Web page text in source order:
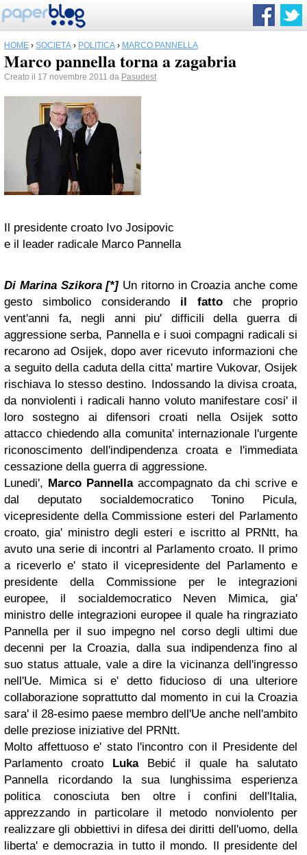
HOME › SOCIETÀ › POLITICA › MARCO PANNELLA
Marco pannella torna a zagabria
Creato il 17 novembre 2011 da Pasudest
Il presidente croato Ivo Josipovic
e il leader radicale Marco Pannella
Di Marina Szikora [*] Un ritorno in Croazia anche come
gesto simbolico considerando il fatto che proprio
vent'anni fa, negli anni piu' difficili della guerra di
aggressione serba, Pannella e i suoi compagni radicali si
recarono ad Osijek, dopo aver ricevuto informazioni che
a seguito della caduta della citta' martire Vukovar, Osijek
rischiava lo stesso destino. Indossando la divisa croata,
da nonviolenti i radicali hanno voluto manifestare cosi' il
loro sostegno ai difensori croati nella Osijek sotto
attacco chiedendo alla comunita' internazionale l'urgente
riconoscimento dell'indipendenza croata e l'immediata
cessazione della guerra di aggressione.
Lunedi', Marco Pannellaaccompagnato da chi scrive e
dal deputato socialdemocratico Tonino Picula,
vicepresidente della Commissione esteri del Parlamento
croato, gia' ministro degli esteri e iscritto al PRNtt, ha
avuto una serie di incontri al Parlamento croato. Il primo
a riceverlo e' stato il vicepresidente del Parlamento e
presidente della Commissione per le integrazioni
europee, il socialdemocratico Neven Mimica, gia'
ministro delle integrazioni europee il quale ha ringraziato
Pannella per il suo impegno nel corso degli ultimi due
decenni per la Croazia, dalla sua indipendenza fino al
suo status attuale, vale a dire la vicinanza dell'ingresso
nell'Ue. Mimica si e' detto fiducioso di una ulteriore
collaborazione soprattutto dal momento in cui la Croazia
sara' il 28-esimo paese membro dell'Ue anche nell'ambito
delle preziose iniziative del PRNtt.
Molto affettuoso e' stato l'incontro con il Presidente del
Parlamento croato LukaBebić il quale ha salutato
Pannella ricordando la sua lunghissima esperienza
politica conosciuta ben oltre i confini dell'Italia,
apprezzando in particolare il metodo nonviolento per
realizzare gli obbiettivi in difesa dei diritti dell'uomo, della
liberta' e democrazia in tutto il mondo. Il presidente del